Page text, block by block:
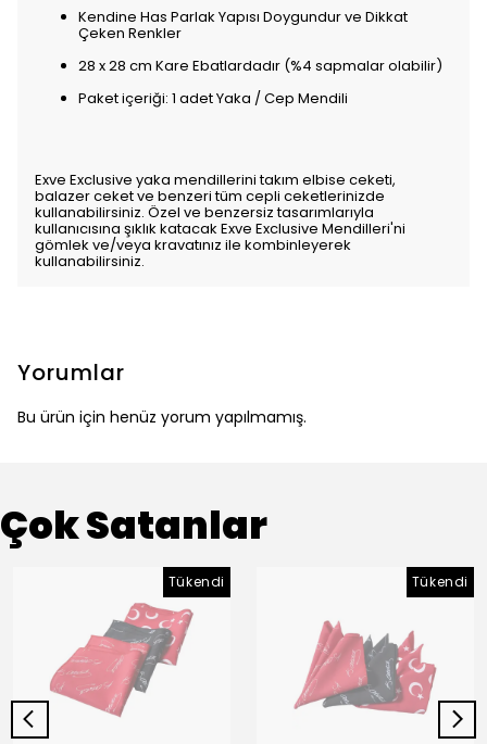
Kendine Has Parlak Yapısı Doygundur ve Dikkat
Çeken Renkler
28 x 28 cm Kare Ebatlardadır (%4 sapmalar olabilir)
Paket içeriği: 1 adet Yaka / Cep Mendili
Exve Exclusive yaka mendillerini takım elbise ceketi,
balazer ceket ve benzeri tüm cepli ceketlerinizde
kullanabilirsiniz. Özel ve benzersiz tasarımlarıyla
kullanıcısına şıklık katacak Exve Exclusive Mendilleri'ni
gömlek ve/veya kravatınız ile kombinleyerek
kullanabilirsiniz.
Yorumlar
Bu ürün için henüz yorum yapılmamış.
Çok Satanlar
Tükendi Tükendi